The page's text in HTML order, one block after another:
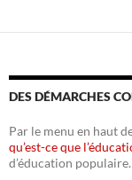
DES DÉMARCHES
Par le menu en haut
qu’est-ce que
d’éducation populaire.